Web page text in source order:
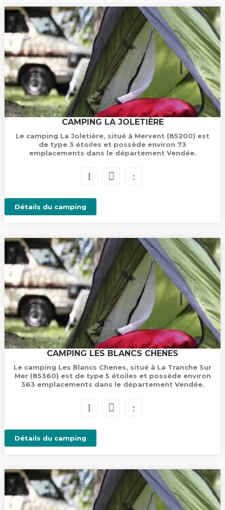
CAMPING LA JOLETIÈRE
Le camping La Joletière, situé à Mervent (85200) est
de type 3 étoiles et possède environ 73
emplacements dans le département Vendée.
Détails du camping
CAMPING LES BLANCS CHENES
Le camping Les Blancs Chenes, situé à La Tranche Sur
Mer (85360) est de type 5 étoiles et possède environ
363 emplacements dans le département Vendée.
Détails du camping